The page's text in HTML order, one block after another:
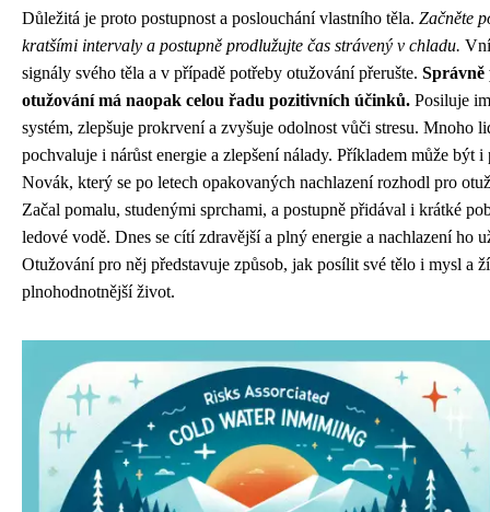
Důležitá je proto postupnost a poslouchání vlastního těla. Začněte
kratšími intervaly a postupně prodlužujte čas strávený v chladu.
signály svého těla a v případě potřeby otužování přerušte. Správně
otužování má naopak celou řadu pozitivních účinků. Posiluje
systém, zlepšuje prokrvení a zvyšuje odolnost vůči stresu. Mnoho
pochvaluje i nárůst energie a zlepšení nálady. Příkladem může být i
Novák, který se po letech opakovaných nachlazení rozhodl pro
Začal pomalu, studenými sprchami, a postupně přidával i krátké
ledové vodě. Dnes se cítí zdravější a plný energie a nachlazení ho
Otužování pro něj představuje způsob, jak posílit své tělo i mysl a
plnohodnotnější život.